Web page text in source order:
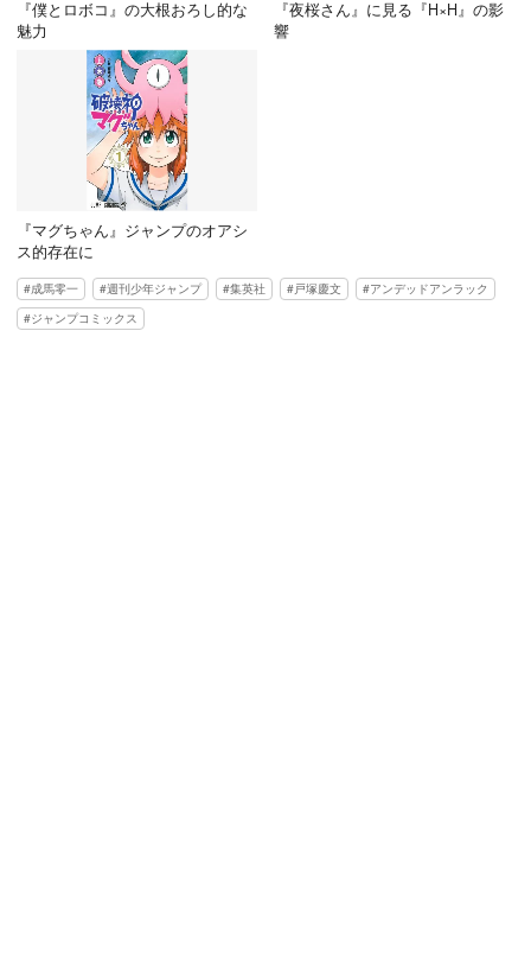
『僕とロボコ』の大根おろし的な
魅力
『夜桜さん』に見る『H×H』の影
響
『マグちゃん』ジャンプのオアシ
ス的存在に
成馬零一 週刊少年ジャンプ 集英社 戸塚慶文
アンデッドアンラック
ジャンプコミックス